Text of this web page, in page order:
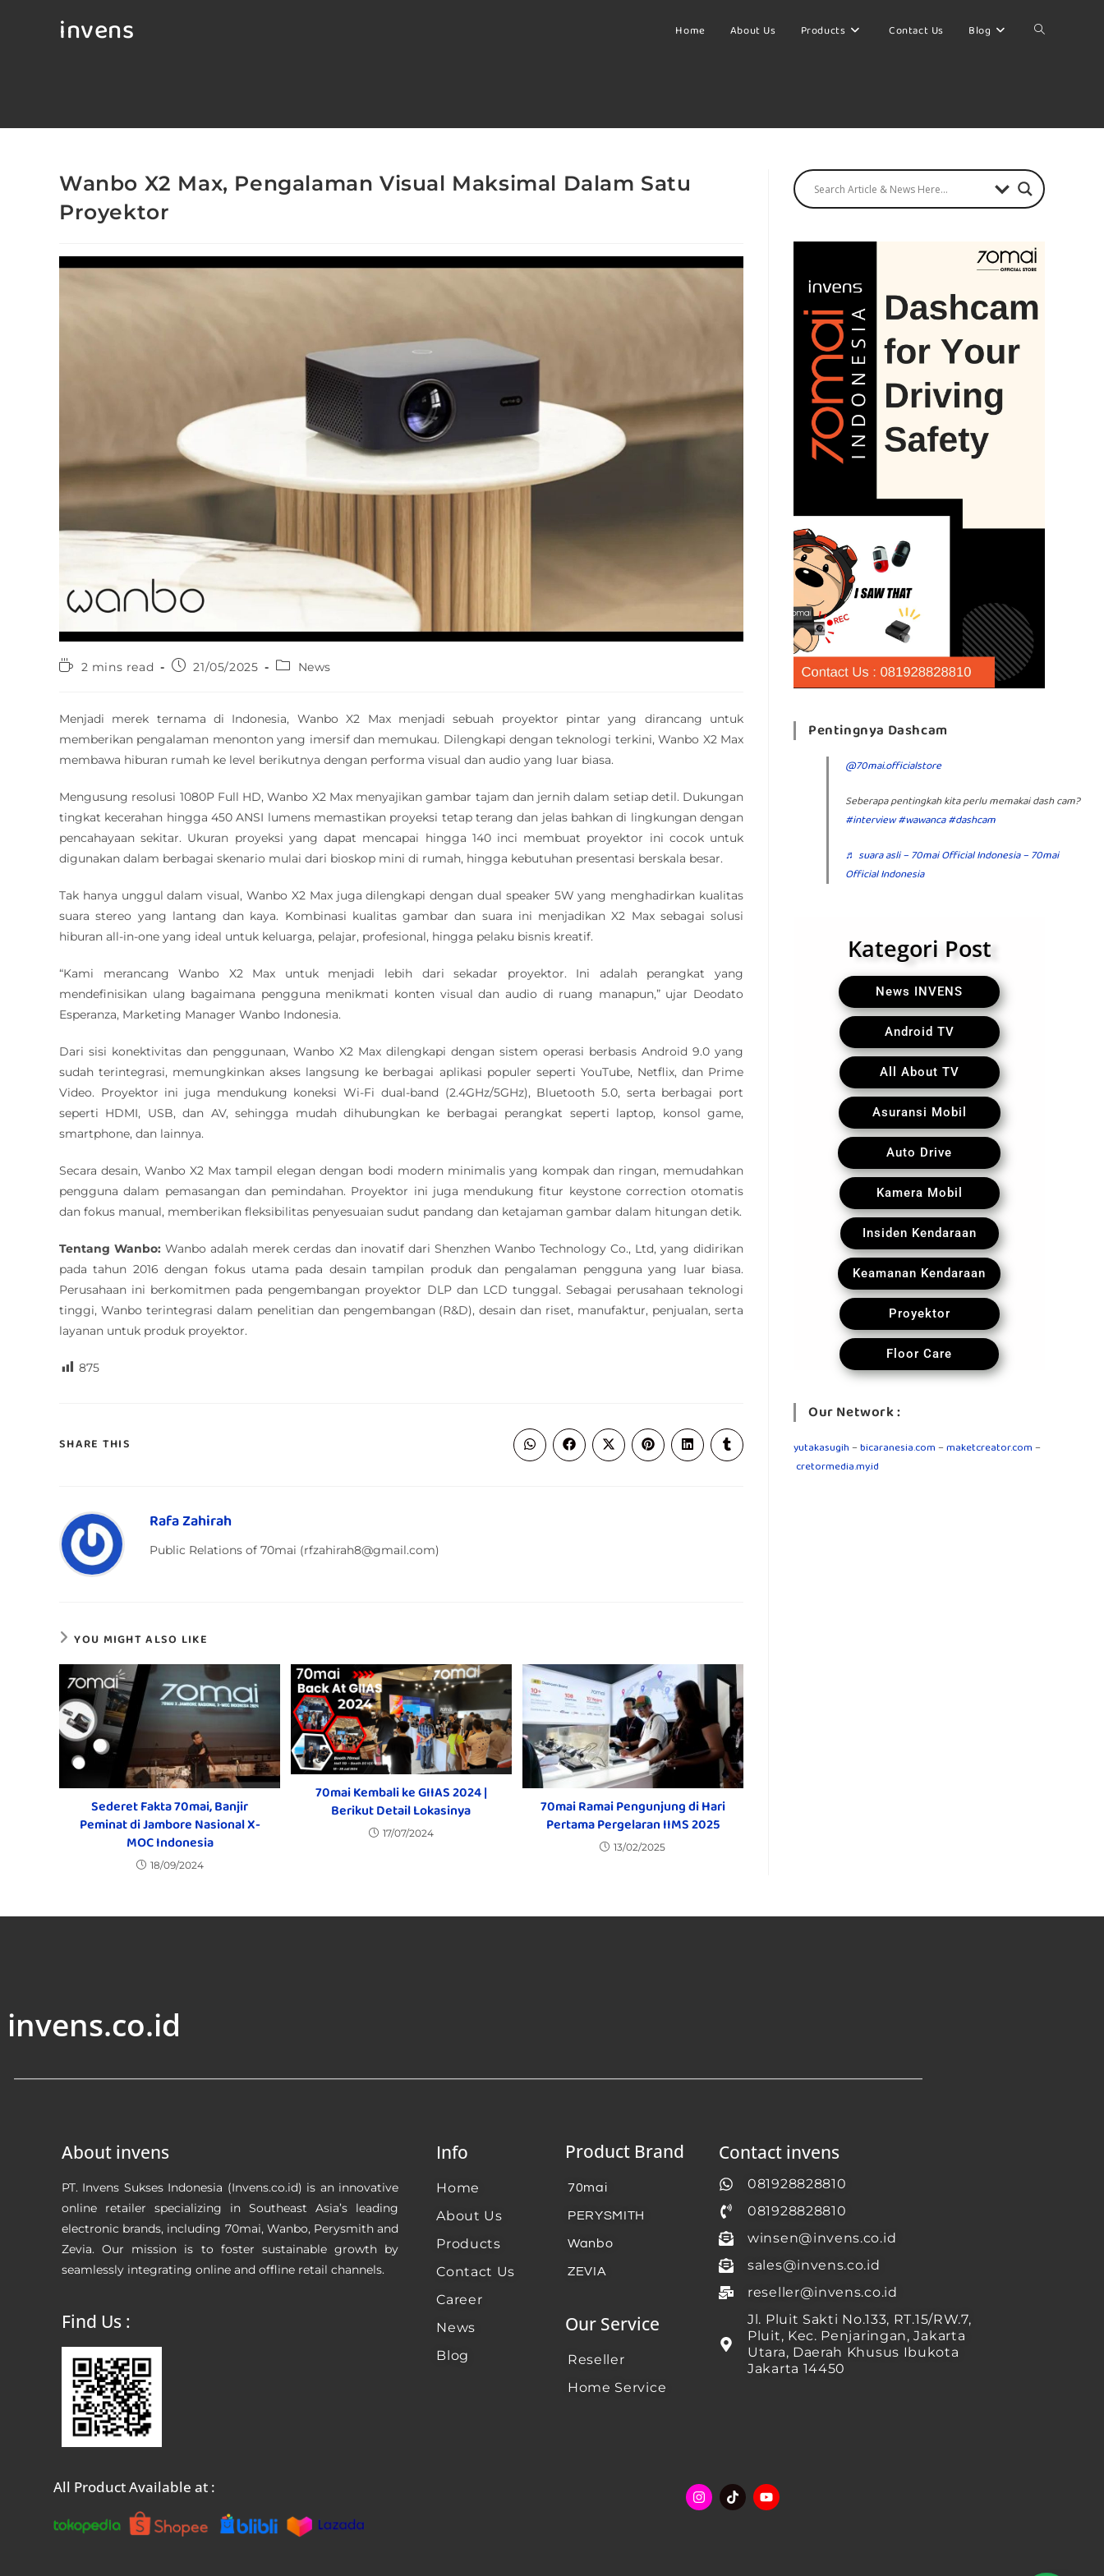
invens Home About Us Products Contact Us Blog
Wanbo X2 Max, Pengalaman Visual Maksimal Dalam Satu
Proyektor
2 mins read 21/05/2025 News
Menjadi merek ternama di Indonesia, Wanbo X2 Max menjadi sebuah proyektor pintar yang dirancang untuk
memberikan pengalaman menonton yang imersif dan memukau. Dilengkapi dengan teknologi terkini, Wanbo X2 Max
membawa hiburan rumah ke level berikutnya dengan performa visual dan audio yang luar biasa.
Mengusung resolusi 1080P Full HD, Wanbo X2 Max menyajikan gambar tajam dan jernih dalam setiap detil. Dukungan
tingkat kecerahan hingga 450 ANSI lumens memastikan proyeksi tetap terang dan jelas bahkan di lingkungan dengan
pencahayaan sekitar. Ukuran proyeksi yang dapat mencapai hingga 140 inci membuat proyektor ini cocok untuk
digunakan dalam berbagai skenario mulai dari bioskop mini di rumah, hingga kebutuhan presentasi berskala besar.
Tak hanya unggul dalam visual, Wanbo X2 Max juga dilengkapi dengan dual speaker 5W yang menghadirkan kualitas
suara stereo yang lantang dan kaya. Kombinasi kualitas gambar dan suara ini menjadikan X2 Max sebagai solusi
hiburan all-in-one yang ideal untuk keluarga, pelajar, profesional, hingga pelaku bisnis kreatif.
“Kami merancang Wanbo X2 Max untuk menjadi lebih dari sekadar proyektor. Ini adalah perangkat yang
mendefinisikan ulang bagaimana pengguna menikmati konten visual dan audio di ruang manapun,” ujar Deodato
Esperanza, Marketing Manager Wanbo Indonesia.
Dari sisi konektivitas dan penggunaan, Wanbo X2 Max dilengkapi dengan sistem operasi berbasis Android 9.0 yang
sudah terintegrasi, memungkinkan akses langsung ke berbagai aplikasi populer seperti YouTube, Netflix, dan Prime
Video. Proyektor ini juga mendukung koneksi Wi-Fi dual-band (2.4GHz/5GHz), Bluetooth 5.0, serta berbagai port
seperti HDMI, USB, dan AV, sehingga mudah dihubungkan ke berbagai perangkat seperti laptop, konsol game,
smartphone, dan lainnya.
Secara desain, Wanbo X2 Max tampil elegan dengan bodi modern minimalis yang kompak dan ringan, memudahkan
pengguna dalam pemasangan dan pemindahan. Proyektor ini juga mendukung fitur keystone correction otomatis
dan fokus manual, memberikan fleksibilitas penyesuaian sudut pandang dan ketajaman gambar dalam hitungan detik.
Tentang Wanbo: Wanbo adalah merek cerdas dan inovatif dari Shenzhen Wanbo Technology Co., Ltd, yang didirikan
pada tahun 2016 dengan fokus utama pada desain tampilan produk dan pengalaman pengguna yang luar biasa.
Perusahaan ini berkomitmen pada pengembangan proyektor DLP dan LCD tunggal. Sebagai perusahaan teknologi
tinggi, Wanbo terintegrasi dalam penelitian dan pengembangan (R&D), desain dan riset, manufaktur, penjualan, serta
layanan untuk produk proyektor.
875
SHARE THIS
Rafa Zahirah
Public Relations of 70mai (rfzahirah8@gmail.com)
YOU MIGHT ALSO LIKE
Sederet Fakta 70mai, Banjir
Peminat di Jambore Nasional X-
MOC Indonesia
18/09/2024
70mai Kembali ke GIIAS 2024 |
Berikut Detail Lokasinya
17/07/2024
70mai Ramai Pengunjung di Hari
Pertama Pergelaran IIMS 2025
13/02/2025
Pentingnya Dashcam
@70mai.officialstore
Seberapa pentingkah kita perlu memakai dash cam?
#interview#wawanca#dashcam
♬ suara asli – 70mai Official Indonesia – 70mai
Official Indonesia
Kategori Post
News INVENS
Android TV
All About TV
Asuransi Mobil
Auto Drive
Kamera Mobil
Insiden Kendaraan
Keamanan Kendaraan
Proyektor
Floor Care
Our Network :
yutakasugih–bicaranesia.com–maketcreator.com–
cretormedia.my.id
invens.co.id
About invens
PT. Invens Sukses Indonesia (Invens.co.id) is an innovative
online retailer specializing in Southeast Asia’s leading
electronic brands, including 70mai, Wanbo, Perysmith and
Zevia. Our mission is to foster sustainable growth by
seamlessly integrating online and offline retail channels.
Find Us :
Info
Home
About Us
Products
Contact Us
Career
News
Blog
Product Brand
70mai
PERYSMITH
Wanbo
ZEVIA
Our Service
Reseller
Home Service
Contact invens
081928828810
081928828810
winsen@invens.co.id
sales@invens.co.id
reseller@invens.co.id
Jl. Pluit Sakti No.133, RT.15/RW.7,
Pluit, Kec. Penjaringan, Jakarta
Utara, Daerah Khusus Ibukota
Jakarta 14450
All Product Available at :